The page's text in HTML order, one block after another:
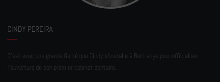
CINDY PEREIRA
C'est avec une grande fierté que Cindy s'installe à Bertrange pour officialiser
l'ouverture de son premier cabinet dentaire.